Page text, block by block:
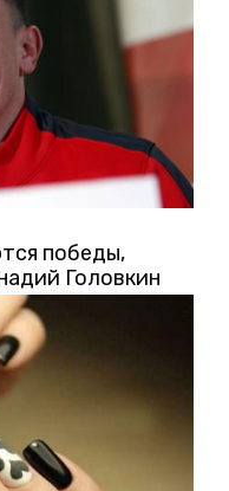
победы,
Головкин